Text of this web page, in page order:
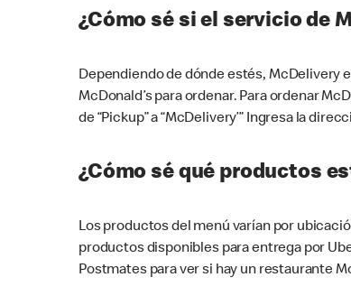
¿Cómo sé si el servicio de
Dependiendo de dónde estés, McDelivery
McDonald’s para ordenar. Para ordenar
de “Pickup” a “McDelivery’” Ingresa la
¿Cómo sé qué productos
Los productos del menú varían por
productos disponibles para entrega por
Postmates para ver si hay un restaurante